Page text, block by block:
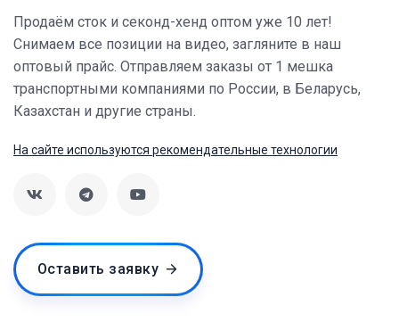
Продаём сток и секонд-хенд оптом уже 10 лет!
Снимаем все позиции на видео, загляните в наш
оптовый прайс. Отправляем заказы от 1 мешка
транспортными компаниями по России, в Беларусь,
Казахстан и другие страны.
На сайте используются рекомендательные технологии
Оставить заявку